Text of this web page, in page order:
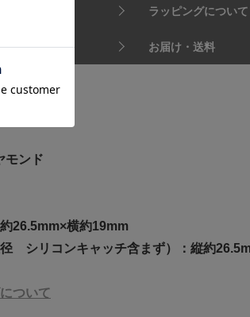
ービス ラッピングについて
お届け・送料
モンド
26.5mm×横約19mm
シリコンキャッチ含まず）：縦約
ついて